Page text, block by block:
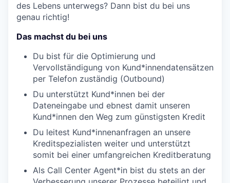
des Lebens unterwegs? Dann bist du bei uns
genau richtig!
Das machst du bei uns
Du bist für die Optimierung und
Vervollständigung von Kund*innendatensätzen
per Telefon zuständig (Outbound)
Du unterstützt Kund*innen bei der
Dateneingabe und ebnest damit unseren
Kund*innen den Weg zum günstigsten Kredit
Du leitest Kund*innenanfragen an unsere
Kreditspezialisten weiter und unterstützt
somit bei einer umfangreichen Kreditberatung
Als Call Center Agent*in bist du stets an der